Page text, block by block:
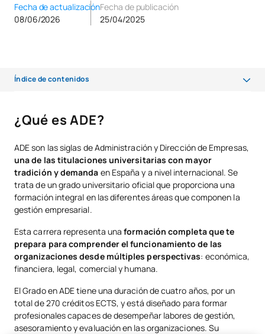
Fecha de actualización
08/06/2026
Fecha de publicación
25/04/2025
Índice de contenidos
¿En qué consiste la carrera de ADE?
¿Para qué sirve ADE?
Alcance y futuro de la carrera en Administración y Dirección de
empresas
¿Qué se aprende en ADE?
Habilidades que desarrollarás
¿Es ADE la carrera ideal para tí? Perfil del estudiante
Conclusión: ADE, una inversión para tu futuro profesional
¿Qué es ADE?
ADE son las siglas de Administración y Dirección de Empresas,
una de las titulaciones universitarias con mayor
tradición y demanda en España y a nivel internacional. Se
trata de un grado universitario oficial que proporciona una
formación integral en las diferentes áreas que componen la
gestión empresarial.
Esta carrera representa unaformación completa que te
prepara para comprender el funcionamiento de las
organizaciones desde múltiples perspectivas: económica,
financiera, legal, comercial y humana.
El Grado en ADE tiene una duración de cuatro años, por un
total de 270 créditos ECTS, y está diseñado para formar
profesionales capaces de desempeñar labores de gestión,
asesoramiento y evaluación en las organizaciones. Su